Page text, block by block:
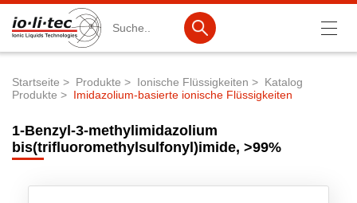
Produktsuche
Pfadnavigation
Startseite Produkte Ionische Flüssigkeiten
Katalog
Produkte
Imidazolium-basierte ionische Flüssigkeiten
1-Benzyl-3-methylimidazolium
bis(trifluoromethylsulfonyl)imide, >99%